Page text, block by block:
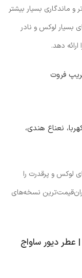
ماندگاری بسیار بیشتر
بسیار لوکس و نادر
دهد.
فروت
نعناع هندی،
لوکس و پرقدرت را
نسخه‌های
Dior Sauvage Eau de Fort (2024) | عطر دیور ساواج